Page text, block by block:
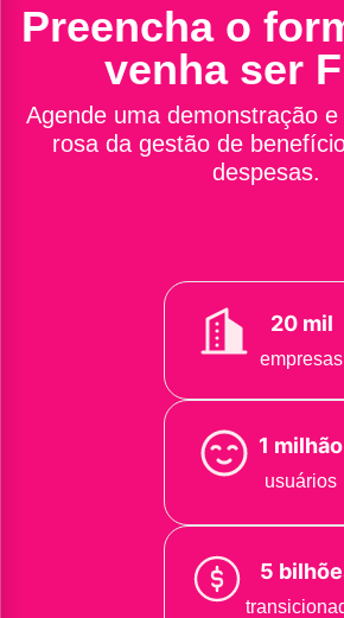
Preencha o
venha ser
Agende uma demonstração
rosa da gestão de
despesas.
20 mil
empresas
1 milhão
usuários
5